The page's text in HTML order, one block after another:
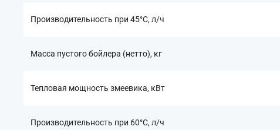
Производительность при 45°С, л/ч
Масса пустого бойлера (нетто), кг
Тепловая мощность змеевика, кВт
Производительность при 60°С, л/ч